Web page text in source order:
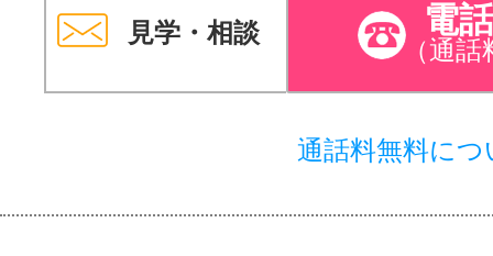
見学・相談 電
（通話
通話料無料につ